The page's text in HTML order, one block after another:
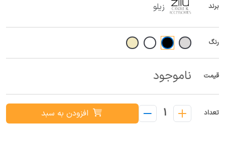
برند زیلو
رنگ
قیمت ناموجود
تعداد 1 افزودن به سبد